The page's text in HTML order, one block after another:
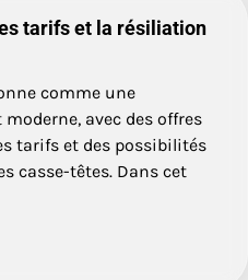
tarifs et la résiliation
comme une
avec des offres
tarifs et des possibilités
casse-têtes. Dans cet